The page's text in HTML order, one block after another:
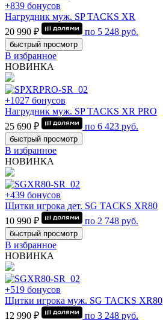
+839 бонусов
Нагрудник муж. SP TACKS XR
20 990 ₽
по 5 248 руб.
быстрый просмотр
В избранное
НОВИНКА
+1027 бонусов
Нагрудник муж. SP TACKS XR PRO
25 690 ₽
по 6 423 руб.
быстрый просмотр
В избранное
НОВИНКА
+439 бонусов
Щитки игрока дет. SG TACKS XR80
10 990 ₽
по 2 748 руб.
быстрый просмотр
В избранное
НОВИНКА
+519 бонусов
Щитки игрока муж. SG TACKS XR80
12 990 ₽
по 3 248 руб.